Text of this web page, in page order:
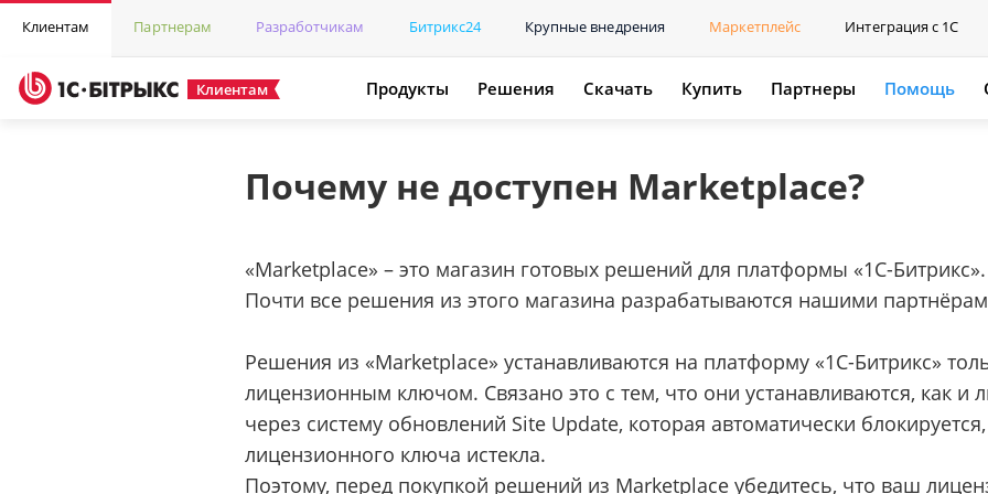
Клиентам Партнерам Разработчикам Битрикс24 Крупные внедрения Маркетплейс Интеграция с 1С
Клиентам Продукты Решения Скачать Купить Партнеры Помощь
Почему не доступен Marketplace?
«Marketplace» – это магазин готовых решений для платформы «1С-Битрикс».
Почти все решения из этого магазина разрабатываются нашими
Решения из «Marketplace» устанавливаются на платформу «1С-Битрикс»
лицензионным ключом. Связано это с тем, что они устанавливаются, как и
через систему обновлений Site Update, которая автоматически
лицензионного ключа истекла.
Поэтому, перед покупкой решений из Marketplace убедитесь, что ваш